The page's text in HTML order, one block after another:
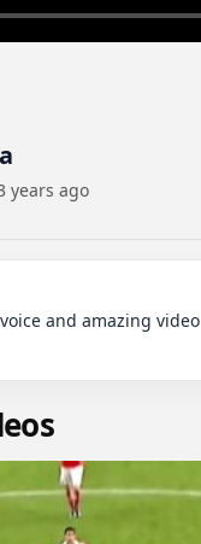
years ago
and amazing video